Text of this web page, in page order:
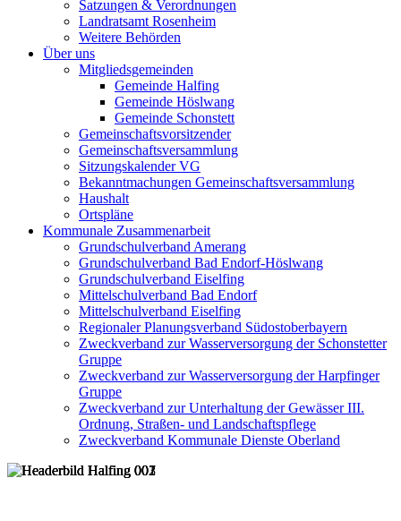
Satzungen & Verordnungen
Landratsamt Rosenheim
Weitere Behörden
Über uns
Mitgliedsgemeinden
Gemeinde Halfing
Gemeinde Höslwang
Gemeinde Schonstett
Gemeinschaftsvorsitzender
Gemeinschaftsversammlung
Sitzungskalender VG
Bekanntmachungen Gemeinschaftsversammlung
Haushalt
Ortspläne
Kommunale Zusammenarbeit
Grundschulverband Amerang
Grundschulverband Bad Endorf-Höslwang
Grundschulverband Eiselfing
Mittelschulverband Bad Endorf
Mittelschulverband Eiselfing
Regionaler Planungsverband Südostoberbayern
Zweckverband zur Wasserversorgung der Schonstetter
Gruppe
Zweckverband zur Wasserversorgung der Harpfinger
Gruppe
Zweckverband zur Unterhaltung der Gewässer III.
Ordnung, Straßen- und Landschaftspflege
Zweckverband Kommunale Dienste Oberland